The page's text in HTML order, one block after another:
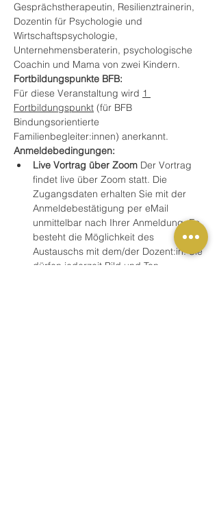
Gesprächstherapeutin, Resilienztrainerin,
Dozentin für Psychologie und
Wirtschaftspsychologie,
Unternehmensberaterin, psychologische
Coachin und Mama von zwei Kindern.
Fortbildungspunkte BFB:
Für diese Veranstaltung wird 1
Fortbildungspunkt (für BFB
Bindungsorientierte
Familienbegleiter:innen) anerkannt.
Anmeldebedingungen:
Live Vortrag über Zoom Der Vortrag
findet live über Zoom statt. Die
Zugangsdaten erhalten Sie mit der
Anmeldebestätigung per eMail
unmittelbar nach Ihrer Anmeldung. Es
besteht die Möglichkeit des
Austauschs mit dem/der Dozent:in. Sie
dürfen jederzeit Bild und Ton